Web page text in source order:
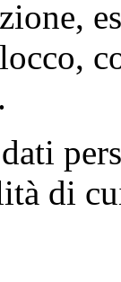
di